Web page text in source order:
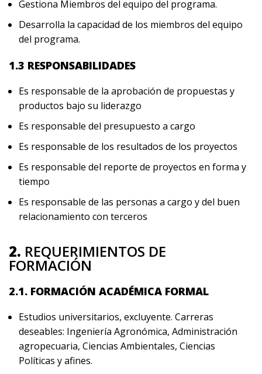
Gestiona Miembros del equipo del programa.
Desarrolla la capacidad de los miembros del equipo
del programa.
1.3 RESPONSABILIDADES
Es responsable de la aprobación de propuestas y
productos bajo su liderazgo
Es responsable del presupuesto a cargo
Es responsable de los resultados de los proyectos
Es responsable del reporte de proyectos en forma y
tiempo
Es responsable de las personas a cargo y del buen
relacionamiento con terceros
2. REQUERIMIENTOS DE
FORMACIÓN
2.1. FORMACIÓN ACADÉMICA FORMAL
Estudios universitarios, excluyente. Carreras
deseables: Ingeniería Agronómica, Administración
agropecuaria, Ciencias Ambientales, Ciencias
Políticas y afines.